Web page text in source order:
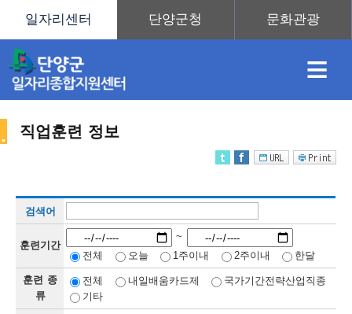
≡
직업훈련 정보
검색어
훈련기간
~
전체
오늘 1주이내 2주이내 한달
훈련 종
류
전체 내일배움카드제
국가기간전략산업직종
기타
직